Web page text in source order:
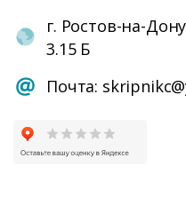
г. Ростов-на-
3.15 Б
Почта: